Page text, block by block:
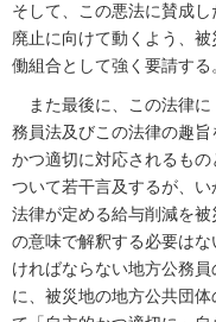
そして、この悪法に賛成
廃止に向けて動くよう、
働組合として強く要請する
また最後に、この法律に
務員法及びこの法律の趣
かつ適切に対応されるも
ついて若干言及するが、
法律が定める給与削減を
の意味で解釈する必要は
ければならない地方公務
に、被災地の地方公共団